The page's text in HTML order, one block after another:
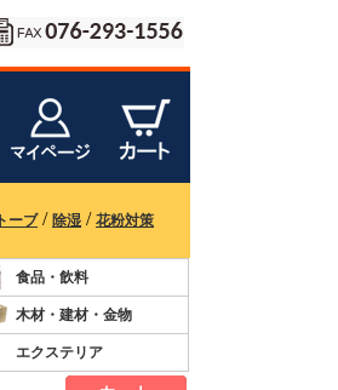
ーブ/ 除湿 / 花粉対策
食品・飲料
木材・建材・金物
エクステリア